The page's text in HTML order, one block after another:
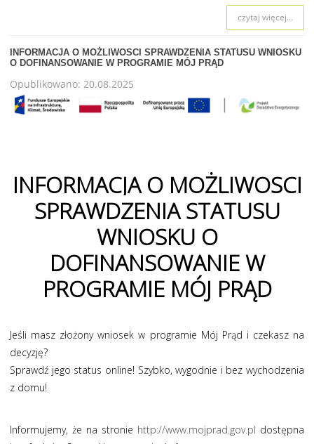
czytaj więcej...
INFORMACJA O MOŻLIWOSCI SPRAWDZENIA STATUSU WNIOSKU
O DOFINANSOWANIE W PROGRAMIE MÓJ PRĄD
Opublikowano: 20.08.2025
INFORMACJA O MOŻLIWOSCI
SPRAWDZENIA STATUSU
WNIOSKU O
DOFINANSOWANIE W
PROGRAMIE MÓJ PRĄD
Jeśli masz złożony wniosek w programie Mój Prąd i czekasz na
decyzję?
Sprawdź jego status online! Szybko, wygodnie i bez wychodzenia
z domu!
Informujemy, że na stronie http://www.mojprad.gov.pl dostępna